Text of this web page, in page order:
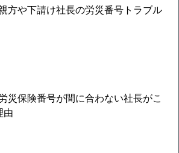
方や下請け社長の労災番号トラブル
災保険番号が間に合わない社長がこ
由